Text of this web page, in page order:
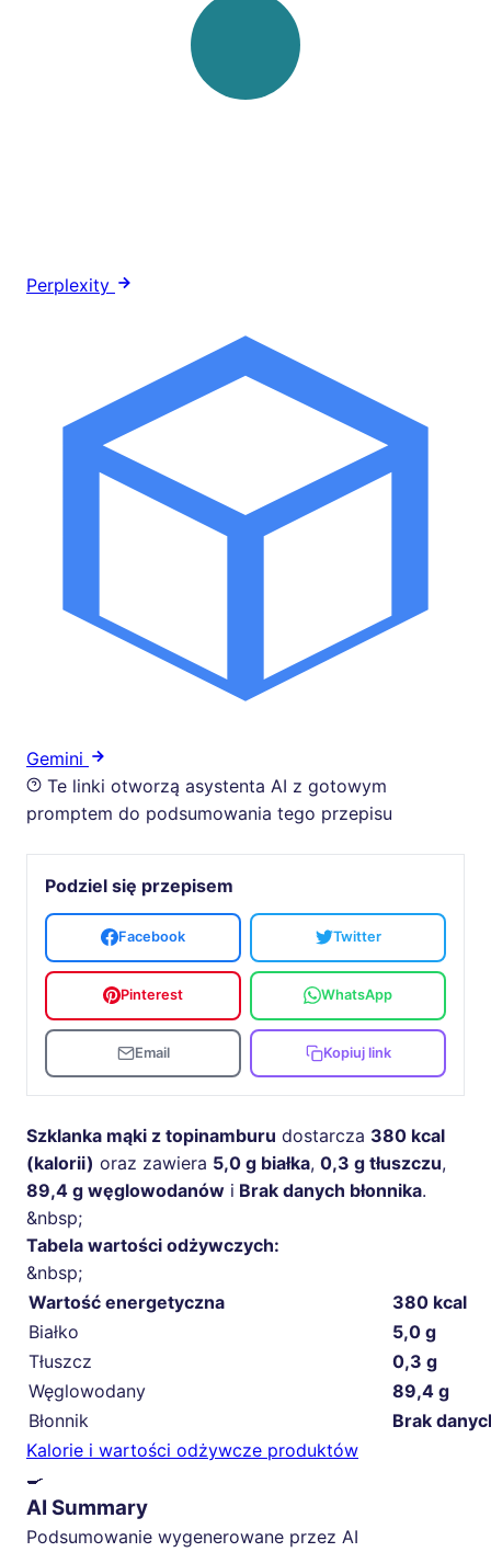
Perplexity
Gemini
Te linki otworzą asystenta AI z gotowym
promptem do podsumowania tego przepisu
Podziel się przepisem
Facebook Twitter
Pinterest WhatsApp
Email Kopiuj link
Szklanka mąki z topinamburu dostarcza 380 kcal
(kalorii) oraz zawiera 5,0 g białka, 0,3 g tłuszczu,
89,4 g węglowodanów i Brak danych błonnika.
&nbsp;
Tabela wartości odżywczych:
&nbsp;
Wartość energetyczna
380 kcal
Białko
5,0 g
Tłuszcz
0,3 g
Węglowodany
89,4 g
Błonnik
Brak
Kalorie i wartości odżywcze produktów
🍳
AI Summary
Podsumowanie wygenerowane przez AI